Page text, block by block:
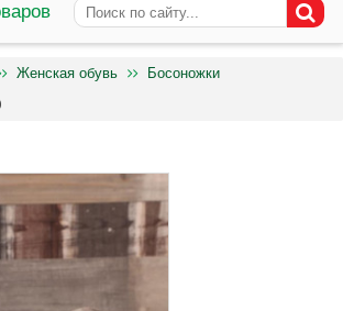
Женская обувь
Босоножки